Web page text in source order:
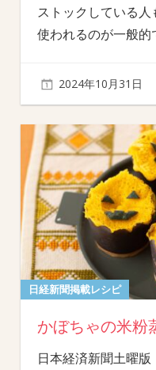
ストックしている
使われるのが一般
2024年10月31日
日経新聞掲載レシピ
かぼちゃの米粉
日本経済新聞土曜